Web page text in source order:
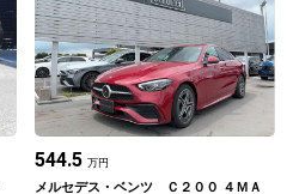
544.5 万円
メルセデス・ベンツ Ｃ２００ ４ＭＡ